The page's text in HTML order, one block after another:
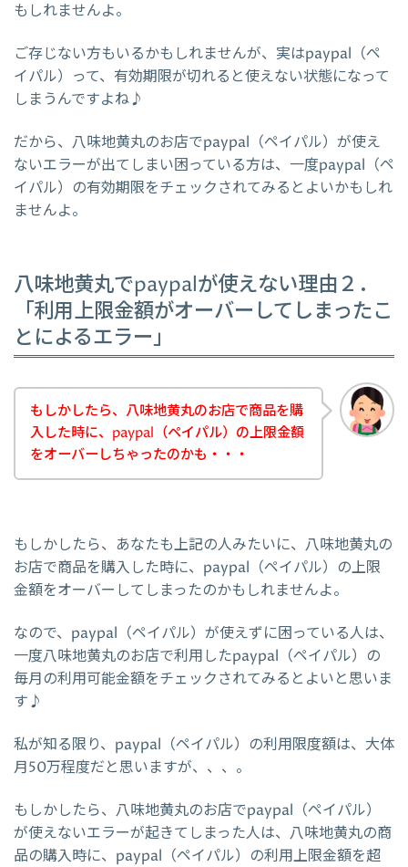
もしれませんよ。
ご存じない方もいるかもしれませんが、実はpaypal（ペ
イパル）って、有効期限が切れると使えない状態になって
しまうんですよね♪
だから、八味地黄丸のお店でpaypal（ペイパル）が使え
ないエラーが出てしまい困っている方は、一度paypal（ペ
イパル）の有効期限をチェックされてみるとよいかもしれ
ませんよ。
八味地黄丸でpaypalが使えない理由２．
「利用上限金額がオーバーしてしまったこ
とによるエラー」
もしかしたら、八味地黄丸のお店で商品を購
入した時に、paypal（ペイパル）の上限金額
をオーバーしちゃったのかも・・・
もしかしたら、あなたも上記の人みたいに、八味地黄丸の
お店で商品を購入した時に、paypal（ペイパル）の上限
金額をオーバーしてしまったのかもしれませんよ。
なので、paypal（ペイパル）が使えずに困っている人は、
一度八味地黄丸のお店で利用したpaypal（ペイパル）の
毎月の利用可能金額をチェックされてみるとよいと思いま
す♪
私が知る限り、paypal（ペイパル）の利用限度額は、大体
月50万程度だと思いますが、、、。
もしかしたら、八味地黄丸のお店でpaypal（ペイパル）
が使えないエラーが起きてしまった人は、八味地黄丸の商
品の購入時に、paypal（ペイパル）の利用上限金額を超